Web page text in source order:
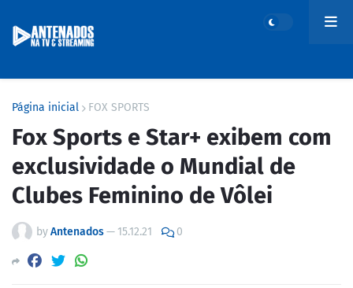
Página inicial FOX SPORTS
Fox Sports e Star+ exibem com
exclusividade o Mundial de
Clubes Feminino de Vôlei
byAntenados— 15.12.21 0